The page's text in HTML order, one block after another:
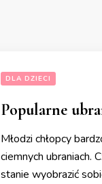
DLA DZIECI
Popularne
Młodzi chłopcy
ciemnych ubraniach.
stanie wyobrazić